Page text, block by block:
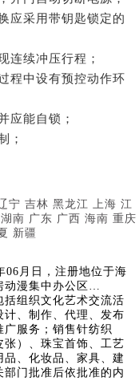
应采用带钥匙锁定的
连续冲压行程；
程中设有预控动作环
应能自锁；
；
宁 吉林 黑龙江 上海 江
湖南 广东 广西 海南 重庆
新疆
06月日，注册地位于海
动漫集中办公区…
组织文化艺术交流活
、制作、代理、发布
服务；销售针纺织
）、珠宝首饰、工艺
、化妆品、家具、建
门批准后依批准的内